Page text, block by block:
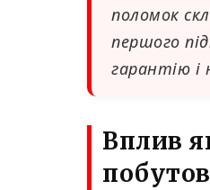
поломок
першого
гарантію і
Вплив